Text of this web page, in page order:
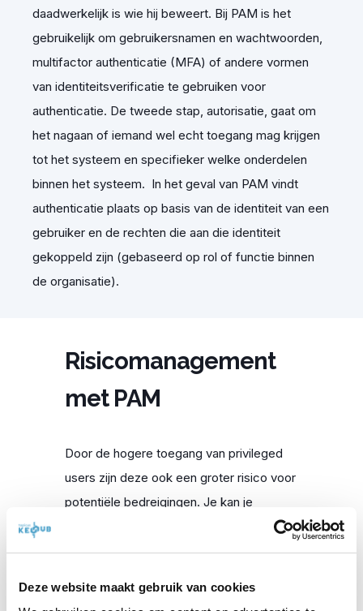
Deze website maakt gebruik van cookies
daadwerkelijk is wie hij beweert. Bij PAM is het
gebruikelijk om gebruikersnamen en wachtwoorden,
multifactor authenticatie (MFA) of andere vormen
van identiteitsverificatie te gebruiken voor
authenticatie. De tweede stap, autorisatie, gaat om
het nagaan of iemand wel echt toegang mag krijgen
tot het systeem en specifieker welke onderdelen
binnen het systeem. In het geval van PAM vindt
authenticatie plaats op basis van de identiteit van een
gebruiker en de rechten die aan die identiteit
gekoppeld zijn (gebaseerd op rol of functie binnen
de organisatie).
Risicomanagement
met PAM
Door de hogere toegang van privileged
users zijn deze ook een groter risico voor
potentiële bedreigingen. Je kan je
voorstellen dat hoe vollediger iemands
toegang binnen het IT-systeem is, hoe
Alleen maar meer reden om deze